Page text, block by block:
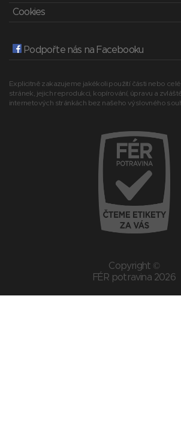
Cookies
Podpořte nás na Facebooku
Explicitně zakazujeme jakékoli použití části nebo
stránek, jejich reprodukci, kopírování, úpravu a
internetových stránkách bez našeho výslovného
Copyright ©
FÉR potravina 2026